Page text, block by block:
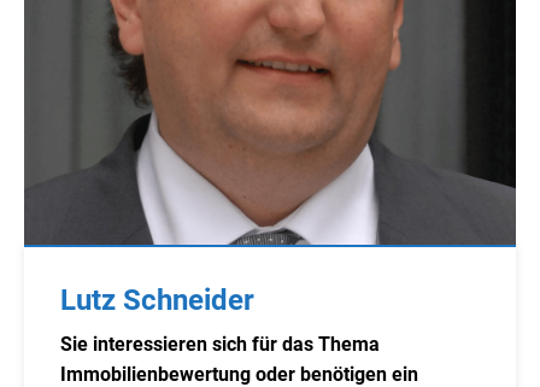
Lutz Schneider
Sie interessieren sich für das Thema
Immobilienbewertung oder benötigen ein